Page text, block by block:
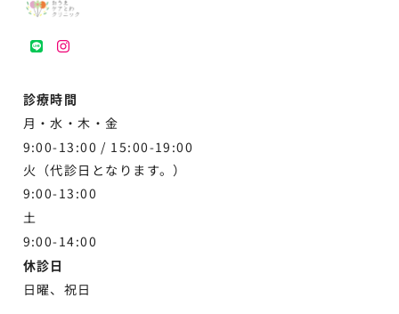
LINEinstagram
診療時間
月・水・木・金
9:00-13:00 / 15:00-19:00
火（代診日となります。）
9:00-13:00
土
9:00-14:00
休診日
日曜、祝日